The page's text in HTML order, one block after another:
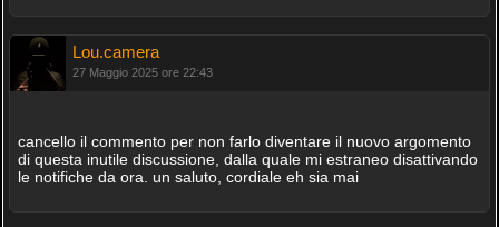
Lou.camera
27 Maggio 2025 ore 22:43
cancello il commento per non farlo diventare il nuovo argomento
di questa inutile discussione, dalla quale mi estraneo disattivando
le notifiche da ora. un saluto, cordiale eh sia mai